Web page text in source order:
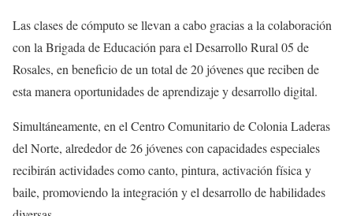
Las clases de cómputo se llevan a cabo gracias a la colaboración
con la Brigada de Educación para el Desarrollo Rural 05 de
Rosales, en beneficio de un total de 20 jóvenes que reciben de
esta manera oportunidades de aprendizaje y desarrollo digital.
Simultáneamente, en el Centro Comunitario de Colonia Laderas
del Norte, alrededor de 26 jóvenes con capacidades especiales
recibirán actividades como canto, pintura, activación física y
baile, promoviendo la integración y el desarrollo de habilidades